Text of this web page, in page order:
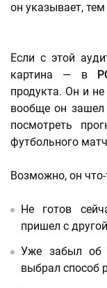
он указывает,
Если с этой
картина — в
продукта. Он и
вообще он зашел
посмотреть
футбольного
Возможно, он
Не готов
пришел с
Уже забыл об
выбрал способ